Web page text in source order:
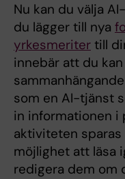
Nu kan du välja
du lägger till nya
yrkesmeriter till
innebär att du
som en AI-tjänst
in informationen i
aktiviteten
möjlighet att läsa
redigera dem om